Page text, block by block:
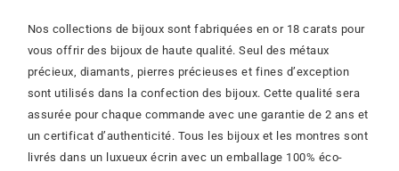
Nos collections de bijoux sont fabriquées en or 18 carats pour
vous offrir des bijoux de haute qualité. Seul des métaux
précieux, diamants, pierres précieuses et fines d’exception
sont utilisés dans la confection des bijoux. Cette qualité sera
assurée pour chaque commande avec une garantie de 2 ans et
un certificat d’authenticité. Tous les bijoux et les montres sont
livrés dans un luxueux écrin avec un emballage 100% éco-